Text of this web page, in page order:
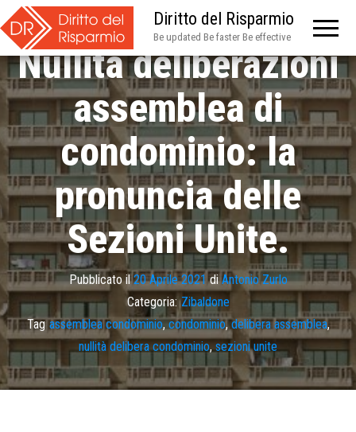
Diritto del Risparmio
Be updated Be faster Be effective
Nullità deliberazioni
assemblea di
condominio: la
pronuncia delle
Sezioni Unite.
Pubblicato il20 Aprile 2021 diAntonio Zurlo
Categoria: Zibaldone
Tag assemblea condominio,condominio,delibera assemblea,
nullità delibera condominio, sezioni unite